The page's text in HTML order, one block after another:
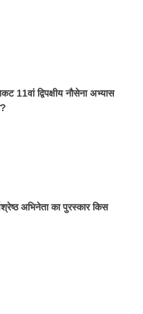
11वां द्विपक्षीय नौसेना अभ्यास
अभिनेता का पुरस्कार किस